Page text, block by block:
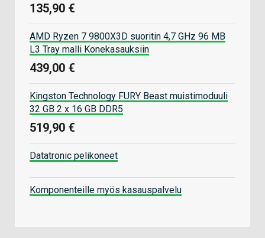
135,90 €
AMD Ryzen 7 9800X3D suoritin 4,7 GHz 96 MB
L3 Tray malli Konekasauksiin
439,00 €
Kingston Technology FURY Beast muistimoduuli
32 GB 2 x 16 GB DDR5
519,90 €
Datatronic pelikoneet
Komponenteille myös kasauspalvelu